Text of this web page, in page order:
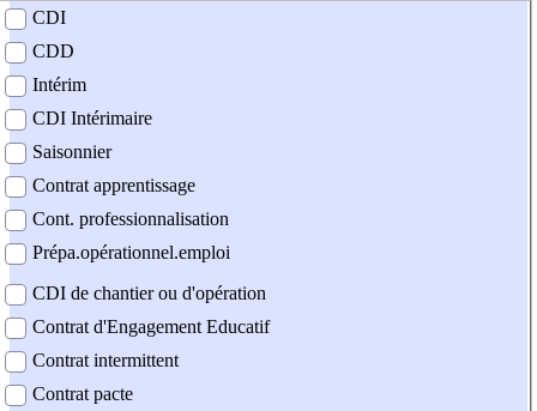
contrat
CDI
CDD
Intérim
CDI Intérimaire
Saisonnier
Contrat apprentissage
Cont. professionnalisation
Prépa.opérationnel.emploi
CDI de chantier ou d'opération
Contrat d'Engagement Educatif
Contrat intermittent
Contrat pacte